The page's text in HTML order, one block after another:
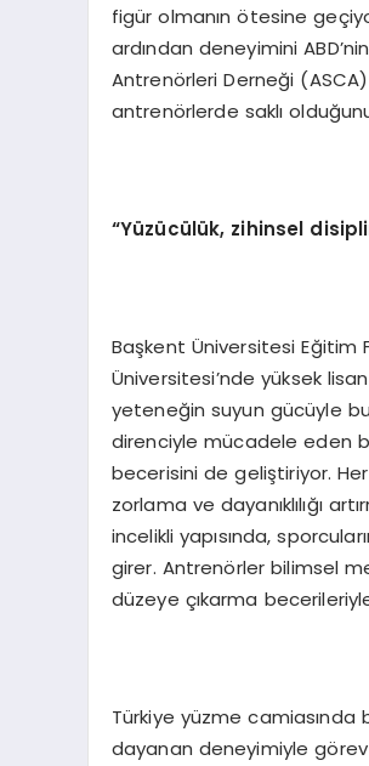
figür olmanın ötesine
ardından deneyimini
Antrenörleri Derneği (ASCA)
antrenörlerde saklı
“Yüzücülük, zihinsel
Başkent Üniversitesi Eğitim
Üniversitesi’nde yüksek
yeteneğin suyun gücüyle
direnciyle mücadele eden
becerisini de geliştiriyor.
zorlama ve dayanıklılığı
incelikli yapısında,
girer. Antrenörler bilimsel
düzeye çıkarma
Türkiye yüzme camiasında
dayanan deneyimiyle görev